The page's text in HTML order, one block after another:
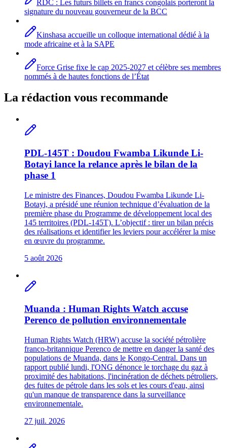
RDC : Les futurs billets en francs congolais porteront la
signature du nouveau gouverneur de la BCC
Kinshasa accueille un colloque international dédié à la
mode africaine et à la SAPE
Force Grise fixe le cap 2025-2027 et célèbre ses membres
nommés à de hautes fonctions de l’État
La rédaction vous recommande
PDL-145T : Doudou Fwamba Likunde Li-
Botayi lance la relance après le bilan de la
phase 1
Le ministre des Finances, Doudou Fwamba Likunde Li-
Botayi, a présidé une réunion technique d’évaluation de la
première phase du Programme de développement local des
145 territoires (PDL-145T). L’objectif : tirer un bilan précis
des réalisations et identifier les leviers pour accélérer la mise
en œuvre du programme.
5 août 2026
Muanda : Human Rights Watch accuse
Perenco de pollution environnementale
Human Rights Watch (HRW) accuse la société pétrolière
franco-britannique Perenco de mettre en danger la santé des
populations de Muanda, dans le Kongo-Central. Dans un
rapport publié lundi, l'ONG dénonce le torchage du gaz à
proximité des habitations, l'incinération de déchets pétroliers,
des fuites de pétrole dans les sols et les cours d'eau, ainsi
qu'un manque de transparence dans la surveillance
environnementale.
27 juil. 2026